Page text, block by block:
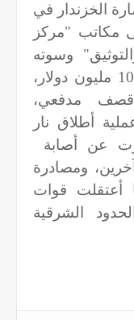
الخزندار في
مكاتب "مركز
وسوته
بالارض، وقدرت الخسائر بنحو 10 مليون دولار،
عملية قصف مدفعي،
أطلاق نار
عن أصابة
ومصادرة
أعتقلت قوات
الحدود الشرقية